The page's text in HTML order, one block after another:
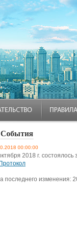
События
00:00:00
2018 г.
Протокол
последнего изменения: